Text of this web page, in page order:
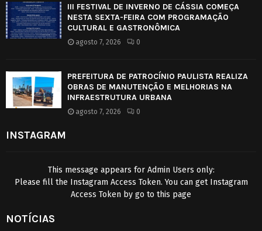
III FESTIVAL DE INVERNO DE CÁSSIA COMEÇA
NESTA SEXTA-FEIRA COM PROGRAMAÇÃO
CULTURAL E GASTRONÔMICA
agosto 7, 2026 0
PREFEITURA DE PATROCÍNIO PAULISTA REALIZA
OBRAS DE MANUTENÇÃO E MELHORIAS NA
INFRAESTRUTURA URBANA
agosto 7, 2026 0
INSTAGRAM
This message appears for Admin Users only:
Please fill the Instagram Access Token. You can get Instagram
Access Token by go to this page
NOTÍCIAS